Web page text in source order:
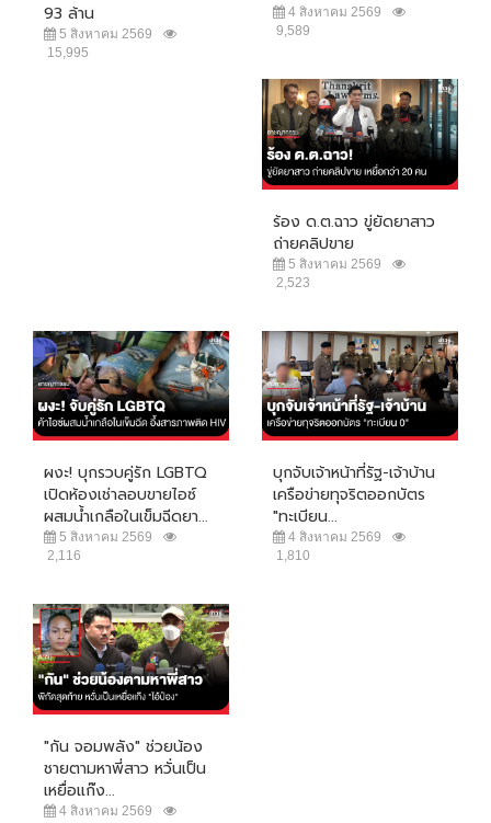
93 ล้าน
5 สิงหาคม 2569
15,995
4 สิงหาคม 2569
9,589
ร้อง ด.ต.ฉาว ขู่ยัดยาสาว
ถ่ายคลิปขาย
5 สิงหาคม 2569
2,523
ผงะ! บุกรวบคู่รัก LGBTQ
เปิดห้องเช่าลอบขายไอซ์
ผสมน้ำเกลือในเข็มฉีดยา...
5 สิงหาคม 2569
2,116
บุกจับเจ้าหน้าที่รัฐ-เจ้าบ้าน
เครือข่ายทุจริตออกบัตร
"ทะเบียน...
4 สิงหาคม 2569
1,810
"กัน จอมพลัง" ช่วยน้อง
ชายตามหาพี่สาว หวั่นเป็น
เหยื่อแก๊ง...
4 สิงหาคม 2569